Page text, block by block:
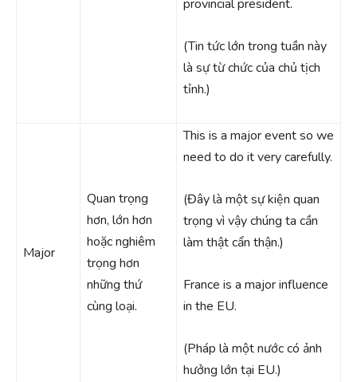
provincial president.
(Tin tức lớn trong tuần này
là sự từ chức của chủ tịch
tỉnh.)
Major
Quan trọng
hơn, lớn hơn
hoặc nghiêm
trọng hơn
những thứ
cùng loại.
This is a major event so we
need to do it very carefully.
(Đây là một sự kiện quan
trọng vì vậy chúng ta cần
làm thật cẩn thận.)
France is a major influence
in the EU.
(Pháp là một nước có ảnh
hưởng lớn tại EU.)